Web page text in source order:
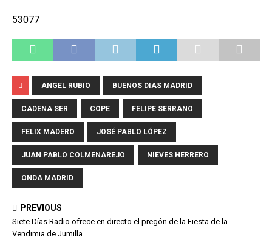
53077
ANGEL RUBIO BUENOS DIAS MADRID
CADENA SER COPE FELIPE SERRANO
FELIX MADERO JOSÉ PABLO LÓPEZ
JUAN PABLO COLMENAREJO NIEVES HERRERO
ONDA MADRID
PREVIOUS
Siete Días Radio ofrece en directo el pregón de la Fiesta de la
Vendimia de Jumilla